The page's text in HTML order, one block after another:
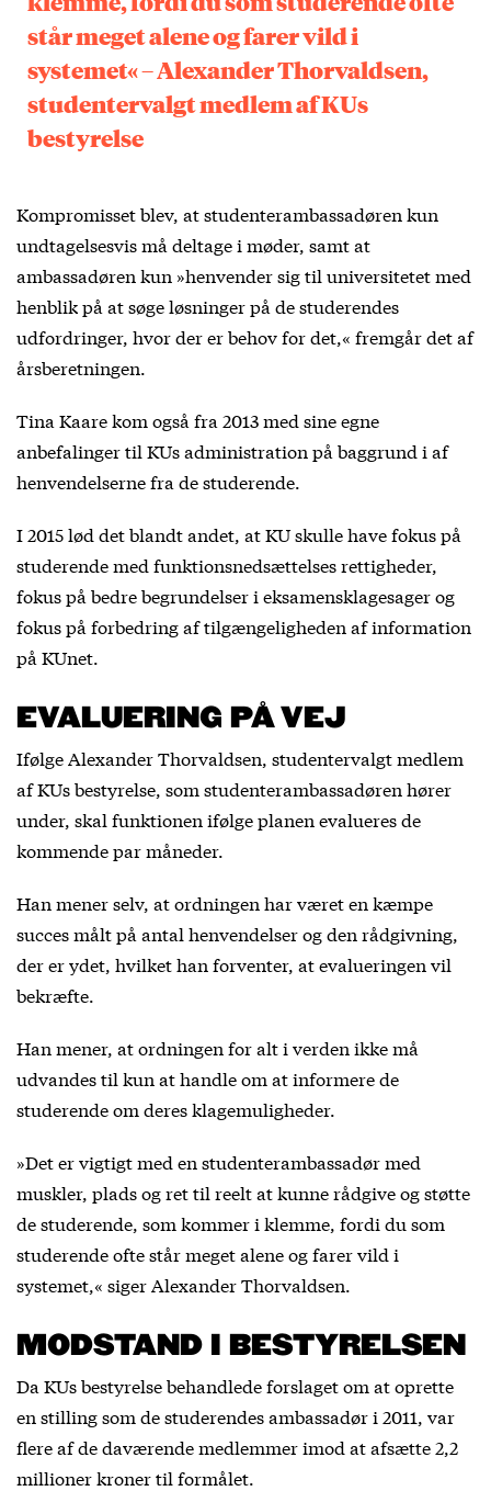
står meget alene og farer vild i
systemet« – Alexander Thorvaldsen,
studentervalgt medlem af KUs
bestyrelse
Kompromisset blev, at studenterambassadøren kun
undtagelsesvis må deltage i møder, samt at
ambassadøren kun »henvender sig til universitetet med
henblik på at søge løsninger på de studerendes
udfordringer, hvor der er behov for det,« fremgår det af
årsberetningen.
Tina Kaare kom også fra 2013 med sine egne
anbefalinger til KUs administration på baggrund i af
henvendelserne fra de studerende.
I 2015 lød det blandt andet, at KU skulle have fokus på
studerende med funktionsnedsættelses rettigheder,
fokus på bedre begrundelser i eksamensklagesager og
fokus på forbedring af tilgængeligheden af information
på KUnet.
EVALUERING PÅ VEJ
Ifølge Alexander Thorvaldsen, studentervalgt medlem
af KUs bestyrelse, som studenterambassadøren hører
under, skal funktionen ifølge planen evalueres de
kommende par måneder.
Han mener selv, at ordningen har været en kæmpe
succes målt på antal henvendelser og den rådgivning,
der er ydet, hvilket han forventer, at evalueringen vil
bekræfte.
Han mener, at ordningen for alt i verden ikke må
udvandes til kun at handle om at informere de
studerende om deres klagemuligheder.
»Det er vigtigt med en studenterambassadør med
muskler, plads og ret til reelt at kunne rådgive og støtte
de studerende, som kommer i klemme, fordi du som
studerende ofte står meget alene og farer vild i
systemet,« siger Alexander Thorvaldsen.
MODSTAND I BESTYRELSEN
Da KUs bestyrelse behandlede forslaget om at oprette
en stilling som de studerendes ambassadør i 2011, var
flere af de daværende medlemmer imod at afsætte 2,2
millioner kroner til formålet.